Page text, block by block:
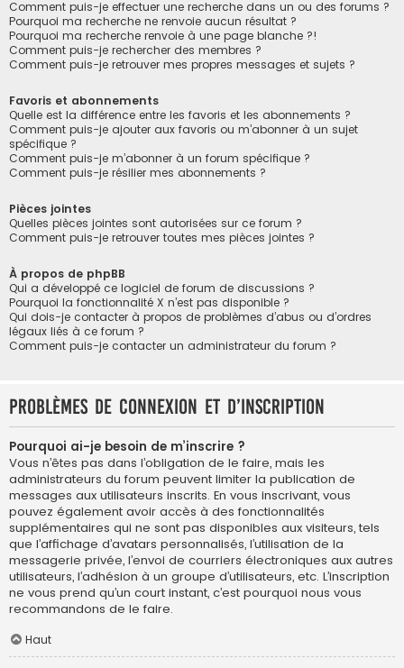
Comment puis-je effectuer une recherche dans un ou des forums ?
Pourquoi ma recherche ne renvoie aucun résultat ?
Pourquoi ma recherche renvoie à une page blanche ?!
Comment puis-je rechercher des membres ?
Comment puis-je retrouver mes propres messages et sujets ?
Favoris et abonnements
Quelle est la différence entre les favoris et les abonnements ?
Comment puis-je ajouter aux favoris ou m’abonner à un sujet
spécifique ?
Comment puis-je m’abonner à un forum spécifique ?
Comment puis-je résilier mes abonnements ?
Pièces jointes
Quelles pièces jointes sont autorisées sur ce forum ?
Comment puis-je retrouver toutes mes pièces jointes ?
À propos de phpBB
Qui a développé ce logiciel de forum de discussions ?
Pourquoi la fonctionnalité X n’est pas disponible ?
Qui dois-je contacter à propos de problèmes d’abus ou d’ordres
légaux liés à ce forum ?
Comment puis-je contacter un administrateur du forum ?
Problèmes de connexion et d’inscription
Pourquoi ai-je besoin de m’inscrire ?
Vous n’êtes pas dans l’obligation de le faire, mais les
administrateurs du forum peuvent limiter la publication de
messages aux utilisateurs inscrits. En vous inscrivant, vous
pouvez également avoir accès à des fonctionnalités
supplémentaires qui ne sont pas disponibles aux visiteurs, tels
que l’affichage d’avatars personnalisés, l’utilisation de la
messagerie privée, l’envoi de courriers électroniques aux autres
utilisateurs, l’adhésion à un groupe d’utilisateurs, etc. L’inscription
ne vous prend qu’un court instant, c’est pourquoi nous vous
recommandons de le faire.
Haut